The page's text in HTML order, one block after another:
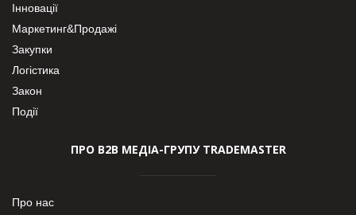
Інновації
Маркетинг&Продажі
Закупки
Логістика
Закон
Події
ПРО В2В МЕДІА-ГРУПУ TRADEMASTER
Про нас